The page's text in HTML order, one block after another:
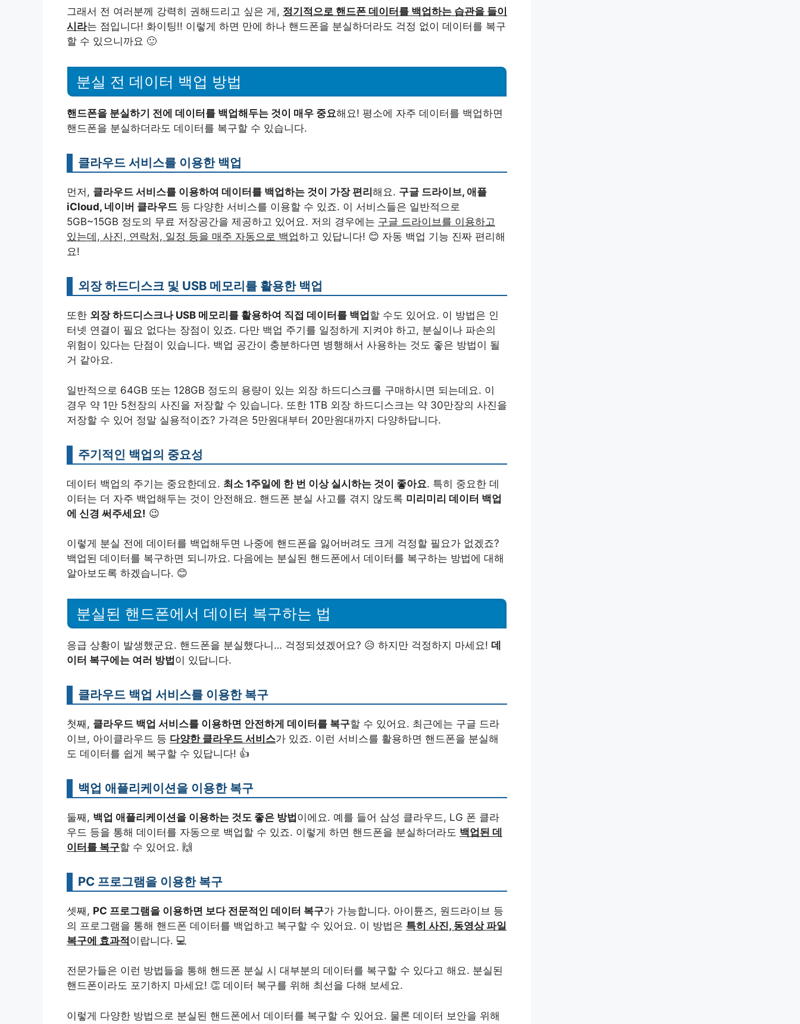
그래서 전 여러분께 강력히 권해드리고 싶은 게, 정기적으로 핸드폰 데이터를 백업하는 습관을 들이
시라는 점입니다! 화이팅!! 이렇게 하면 만에 하나 핸드폰을 분실하더라도 걱정 없이 데이터를 복구
할 수 있으니까요 🙂
분실 전 데이터 백업 방법
핸드폰을 분실하기 전에 데이터를 백업해두는 것이 매우 중요해요! 평소에 자주 데이터를 백업하면
핸드폰을 분실하더라도 데이터를 복구할 수 있습니다.
클라우드 서비스를 이용한 백업
먼저, 클라우드 서비스를 이용하여 데이터를 백업하는 것이 가장 편리 해요. 구글 드라이브, 애플
iCloud, 네이버 클라우드 등 다양한 서비스를 이용할 수 있죠. 이 서비스들은 일반적으로
5GB~15GB 정도의 무료 저장공간을 제공하고 있어요. 저의 경우에는 구글 드라이브를 이용하고
있는데, 사진, 연락처, 일정 등을 매주 자동으로 백업하고 있답니다! 😊 자동 백업 기능 진짜 편리해
요!
외장 하드디스크 및 USB 메모리를 활용한 백업
또한 외장 하드디스크나 USB 메모리를 활용하여 직접 데이터를 백업 할 수도 있어요. 이 방법은 인
터넷 연결이 필요 없다는 장점이 있죠. 다만 백업 주기를 일정하게 지켜야 하고, 분실이나 파손의
위험이 있다는 단점이 있습니다. 백업 공간이 충분하다면 병행해서 사용하는 것도 좋은 방법이 될
거 같아요.
일반적으로 64GB 또는 128GB 정도의 용량이 있는 외장 하드디스크를 구매하시면 되는데요. 이
경우 약 1만 5천장의 사진을 저장할 수 있습니다. 또한 1TB 외장 하드디스크는 약 30만장의 사진을
저장할 수 있어 정말 실용적이죠? 가격은 5만원대부터 20만원대까지 다양하답니다.
주기적인 백업의 중요성
데이터 백업의 주기는 중요한데요. 최소 1주일에 한 번 이상 실시하는 것이 좋아요. 특히 중요한 데
이터는 더 자주 백업해두는 것이 안전해요. 핸드폰 분실 사고를 겪지 않도록 미리미리 데이터 백업
에 신경 써주세요! 😉
이렇게 분실 전에 데이터를 백업해두면 나중에 핸드폰을 잃어버려도 크게 걱정할 필요가 없겠죠?
백업된 데이터를 복구하면 되니까요. 다음에는 분실된 핸드폰에서 데이터를 복구하는 방법에 대해
알아보도록 하겠습니다. 😊
분실된 핸드폰에서 데이터 복구하는 법
응급 상황이 발생했군요. 핸드폰을 분실했다니… 걱정되셨겠어요? 😥 하지만 걱정하지 마세요! 데
이터 복구에는 여러 방법이 있답니다.
클라우드 백업 서비스를 이용한 복구
첫째, 클라우드 백업 서비스를 이용하면 안전하게 데이터를 복구할 수 있어요. 최근에는 구글 드라
이브, 아이클라우드 등 다양한 클라우드 서비스가 있죠. 이런 서비스를 활용하면 핸드폰을 분실해
도 데이터를 쉽게 복구할 수 있답니다! 👍
백업 애플리케이션을 이용한 복구
둘째, 백업 애플리케이션을 이용하는 것도 좋은 방법이에요. 예를 들어 삼성 클라우드, LG 폰 클라
우드 등을 통해 데이터를 자동으로 백업할 수 있죠. 이렇게 하면 핸드폰을 분실하더라도 백업된 데
이터를 복구할 수 있어요. 🙌
PC 프로그램을 이용한 복구
셋째, PC 프로그램을 이용하면 보다 전문적인 데이터 복구가 가능합니다. 아이튠즈, 원드라이브 등
의 프로그램을 통해 핸드폰 데이터를 백업하고 복구할 수 있어요. 이 방법은 특히 사진, 동영상 파일
복구에 효과적이랍니다. 💻
전문가들은 이런 방법들을 통해 핸드폰 분실 시 대부분의 데이터를 복구할 수 있다고 해요. 분실된
핸드폰이라도 포기하지 마세요! 👏 데이터 복구를 위해 최선을 다해 보세요.
이렇게 다양한 방법으로 분실된 핸드폰에서 데이터를 복구할 수 있어요. 물론 데이터 보안을 위해